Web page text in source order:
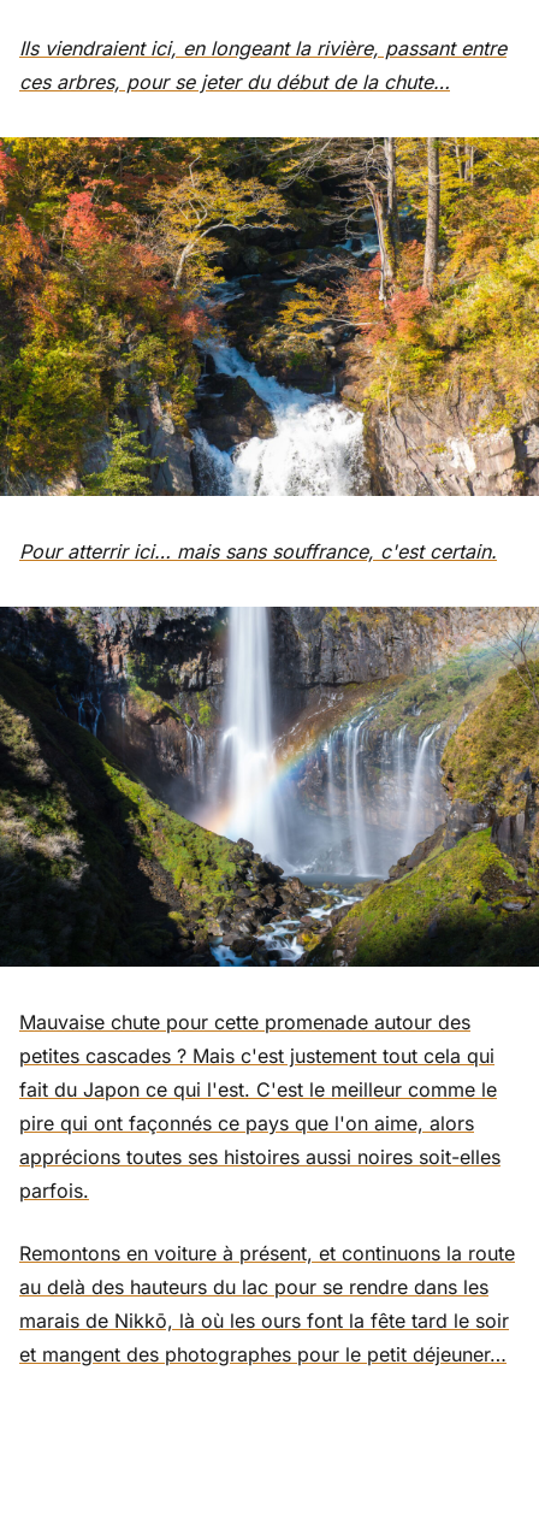
Ils viendraient ici, en longeant la rivière, passant entre
ces arbres, pour se jeter du début de la chute…
Pour atterrir ici… mais sans souffrance, c'est certain.
Mauvaise chute pour cette promenade autour des
petites cascades ? Mais c'est justement tout cela qui
fait du Japon ce qui l'est. C'est le meilleur comme le
pire qui ont façonnés ce pays que l'on aime, alors
apprécions toutes ses histoires aussi noires soit-elles
parfois.
Remontons en voiture à présent, et continuons la route
au delà des hauteurs du lac pour se rendre dans les
marais de Nikkō, là où les ours font la fête tard le soir
et mangent des photographes pour le petit déjeuner…